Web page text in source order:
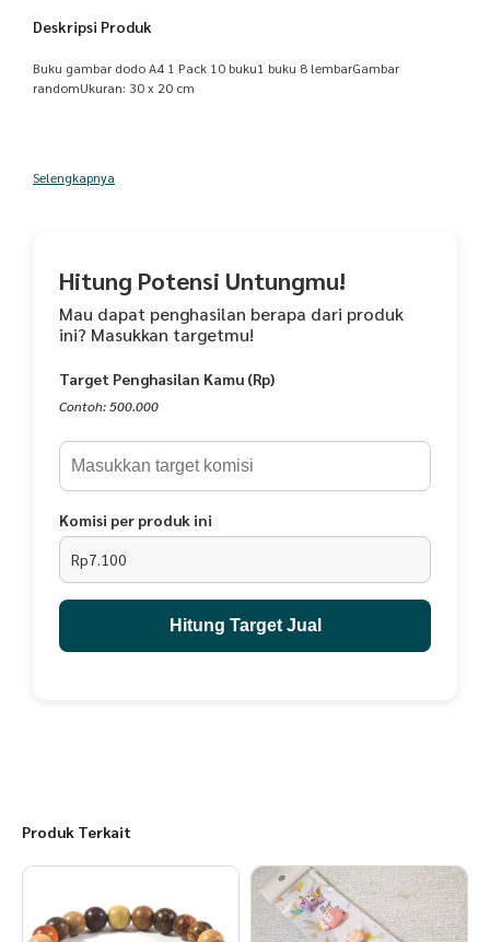
Deskripsi Produk
Buku gambar dodo A4 1 Pack 10 buku1 buku 8 lembarGambar
randomUkuran: 30 x 20 cm
Selengkapnya
Hitung Potensi Untungmu!
Mau dapat penghasilan berapa dari produk
ini? Masukkan targetmu!
Target Penghasilan Kamu (Rp)
Contoh: 500.000
Komisi per produk ini
Rp7.100
Hitung Target Jual
Produk Terkait